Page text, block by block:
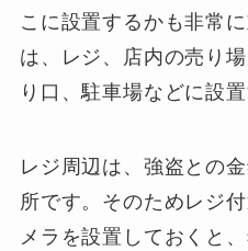
こに設置するかも非常
は、レジ、店内の売り
り口、駐車場などに設
レジ周辺は、強盗との
所です。そのためレジ
メラを設置しておくと